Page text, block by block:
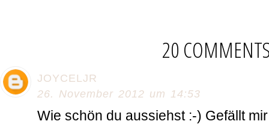
20
JOYCELJR
26. November 2012 um 14:53
Wie schön du aussiehst :-) Gefällt